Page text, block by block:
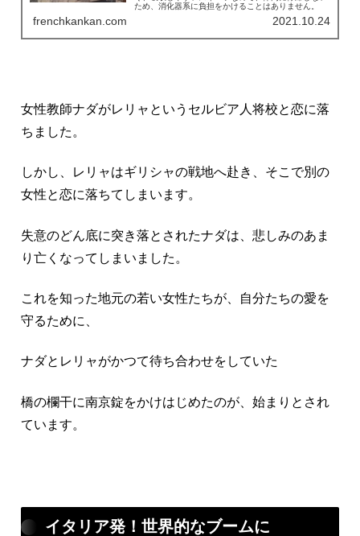
ため、消化器系に負担をかけることはありません。
frenchkankan.com 2021.10.24
女性教師ナダがレリャというセルビア人将校と恋に落
ちました。
しかし、レリャはギリシャの戦地へ赴き、そこで別の
女性と恋に落ちてしまいます。
失意のどん底に突き落とされたナダは、悲しみのあま
り亡くなってしまいました。
これを知った地元の若い女性たちが、自分たちの愛を
守るために、
ナダとレリャがかつて待ち合わせをしていた
橋の欄干に南京錠をかけはじめたのが、始まりとされ
ています。
イタリア発！世界的なブームに